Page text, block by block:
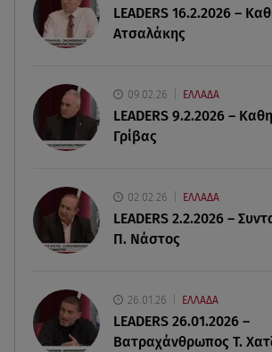
τριετία
Πόρτο Γερμενό
06.08.26 , 18:35
06.08.26 , 18:30
Ελενα Τσαβαλιά: Η throwback
με μπικίνι!
06.08.26 , 18:12
Τουρισμός για Όλους 2026-2027:
κάνουν σήμερα αίτηση
LEADERS 16.2.2026 –
Ατσαλάκης
09.02.26 ΕΛΛΑΔΑ
LEADERS 9.2.2026 –
Γρίβας
02.02.26 ΕΛΛΑΔΑ
LEADERS 2.2.2026 –
Π. Νάστος
26.01.26 ΕΛΛΑΔΑ
LEADERS 26.01.2026 –
Βατραχάνθρωπος Τ.